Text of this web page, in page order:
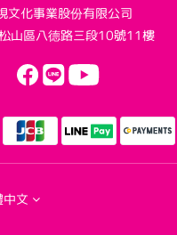
文化事業股份有限公司
山區八德路三段10號11樓
中文